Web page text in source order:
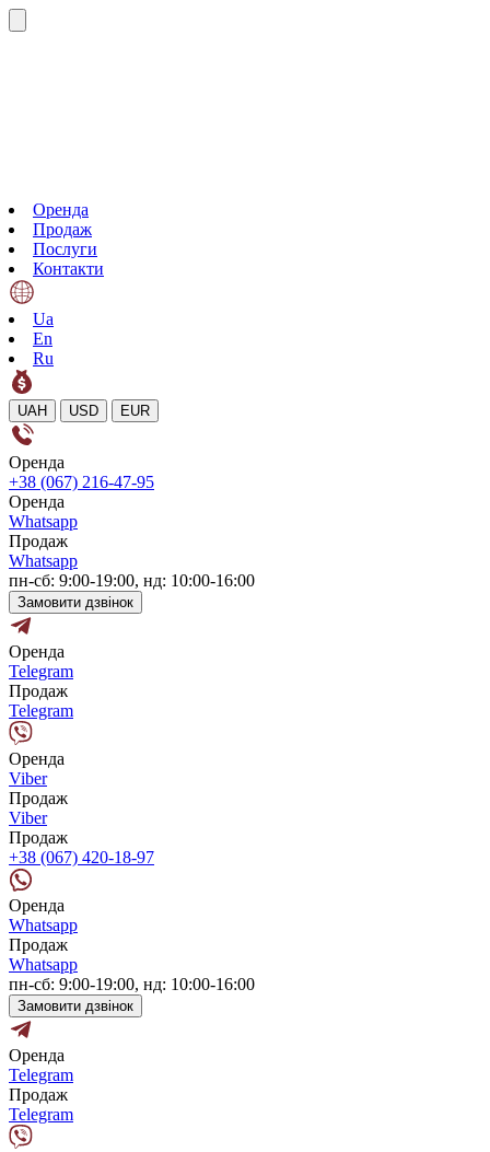
Оренда
Продаж
Послуги
Контакти
Ua
En
Ru
UAH USD EUR
Оренда
+38 (067) 216-47-95
Оренда
Whatsapp
Продаж
Whatsapp
пн-сб: 9:00-19:00, нд: 10:00-16:00
Замовити дзвінок
Оренда
Telegram
Продаж
Telegram
Оренда
Viber
Продаж
Viber
Продаж
+38 (067) 420-18-97
Оренда
Whatsapp
Продаж
Whatsapp
пн-сб: 9:00-19:00, нд: 10:00-16:00
Замовити дзвінок
Оренда
Telegram
Продаж
Telegram